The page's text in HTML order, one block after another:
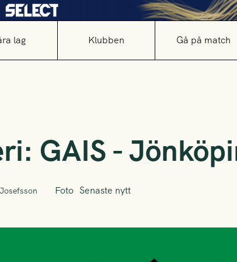
lag Klubben Gå på match
GAIS -
Foto Senaste nytt